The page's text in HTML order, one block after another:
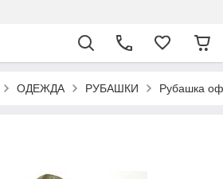
ОДЕЖДА РУБАШКИ Рубашка